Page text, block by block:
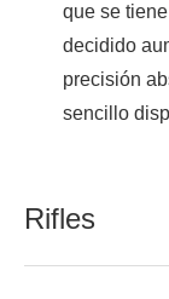
que se
decidido
precisión
sencillo
Rifles